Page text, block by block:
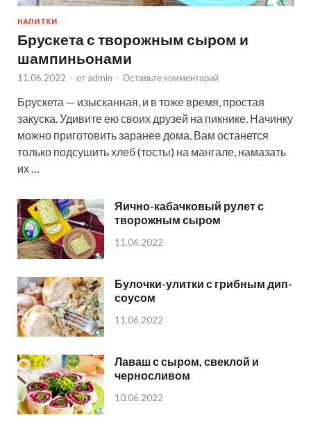
НАПИТКИ
Брускета с творожным сыром и
шампиньонами
11.06.2022 - от admin - Оставьте комментарий
Брускета — изысканная, и в тоже время, простая
закуска. Удивите ею своих друзей на пикнике. Начинку
можно приготовить заранее дома. Вам останется
только подсушить хлеб (тосты) на мангале, намазать
их …
Яично-кабачковый рулет с
творожным сыром
11.06.2022
Булочки-улитки с грибным дип-
соусом
11.06.2022
Лаваш с сыром, свеклой и
черносливом
10.06.2022